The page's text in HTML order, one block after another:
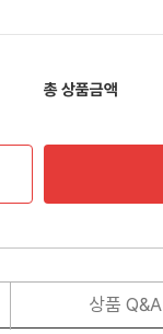
총 상품금액
상품 Q&A